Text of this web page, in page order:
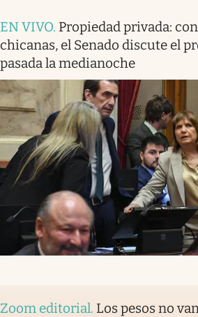
EN VIVO. Propiedad privada:
chicanas, el Senado discute el
pasada la medianoche
Zoom editorial. Los pesos no